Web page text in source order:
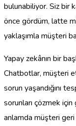
bulunabiliyor. Siz bir
önce gördüm, latte
yaklaşımla müşteri
Yapay zekânın bir
Chatbotlar, müşteri
sorun yaşandığını
sorunları çözmek için
anlamda müşteri